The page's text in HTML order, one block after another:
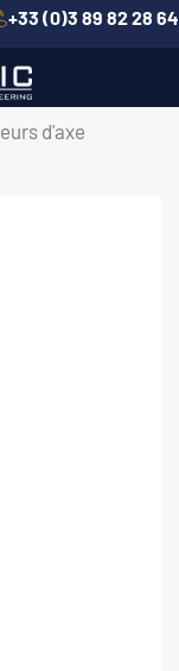
+33 (0)3 89 82 28 64
d'axe